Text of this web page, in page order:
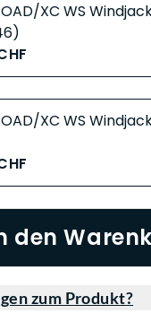
XC WS
XC WS
den
zum Produkt?